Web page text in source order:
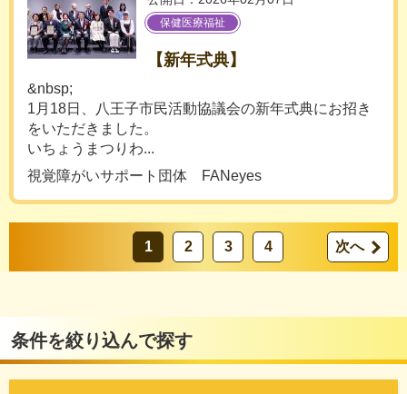
保健医療福祉
【新年式典】
&nbsp;
1月18日、八王子市民活動協議会の新年式典にお招き
をいただきました。
いちょうまつりわ...
視覚障がいサポート団体 FANeyes
1 2 3 4 次へ
条件を絞り込んで探す